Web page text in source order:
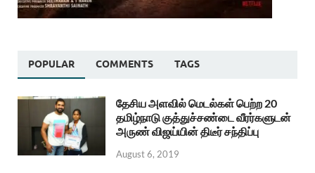
POPULAR COMMENTS TAGS
தேசிய அளவில் மெடல்கள் பெற்ற 20
தமிழ்நாடு குத்துச்சண்டை வீரர்களுடன்
அருண் விஜய்யின் திடீர் சந்திப்பு
August 6, 2019